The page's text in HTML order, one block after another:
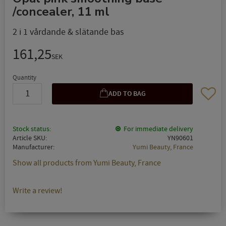
/concealer, 11 ml
2 i 1 vårdande & slätande bas
161,25SEK
Quantity
Add to
Stock status
For immediate delivery
Article SKU
YN90601
Manufacturer
Yumi Beauty, France
Show all products from Yumi Beauty, France
Write a review!